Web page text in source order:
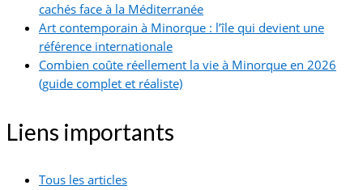
cachés face à la Méditerranée
Art contemporain à Minorque : l’île qui devient une
référence internationale
Combien coûte réellement la vie à Minorque en 2026
(guide complet et réaliste)
Liens importants
Tous les articles